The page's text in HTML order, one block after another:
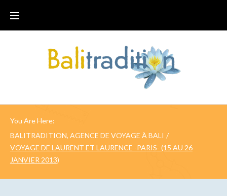
You Are Here:
BALITRADITION, AGENCE DE VOYAGE À BALI /
VOYAGE DE LAURENT ET LAURENCE -PARIS- (15 AU 26
JANVIER 2013)